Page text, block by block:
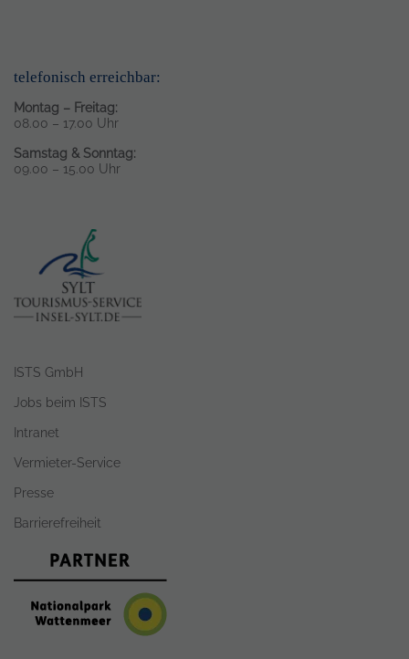
telefonisch erreichbar:
Montag – Freitag:
08.00 – 17.00 Uhr
Samstag & Sonntag:
09.00 – 15.00 Uhr
ISTS GmbH
Jobs beim ISTS
Intranet
Vermieter-Service
Presse
Barrierefreiheit